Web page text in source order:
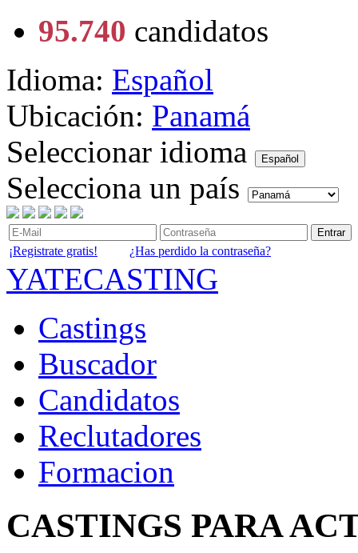
95.740 candidatos
Idioma: Español
Ubicación: Panamá
Seleccionar idioma
Español
Selecciona un país
Entrar
¡Registrate gratis! ¿Has perdido la contraseña?
YATECASTING
Castings
Buscador
Candidatos
Reclutadores
Formacion
CASTINGS PARA